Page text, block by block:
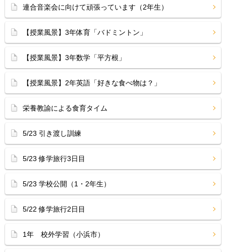
連合音楽会に向けて頑張っています（2年生）
【授業風景】3年体育「バドミントン」
【授業風景】3年数学「平方根」
【授業風景】2年英語「好きな食べ物は？」
栄養教諭による食育タイム
5/23 引き渡し訓練
5/23 修学旅行3日目
5/23 学校公開（1・2年生）
5/22 修学旅行2日目
1年 校外学習（小浜市）